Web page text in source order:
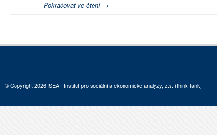
Pokračovat ve čtení →
© Copyright 2026 ISEA - Institut pro sociální a ekonomické analýzy, z.s. (think-tank)